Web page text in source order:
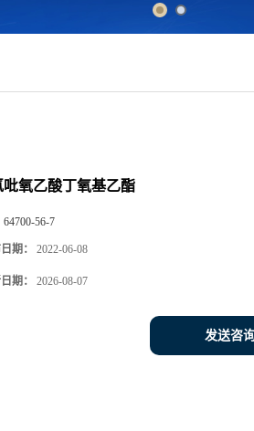
吡氧乙酸丁氧基乙酯
64700-56-7
期： 2022-06-08
期： 2026-08-07
发送咨